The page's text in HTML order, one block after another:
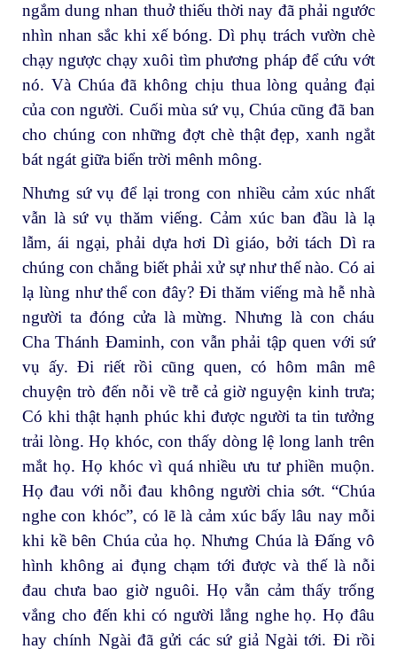
ngắm dung nhan thuở thiếu thời nay đã phải ngước
nhìn nhan sắc khi xế bóng. Dì phụ trách vườn chè
chạy ngược chạy xuôi tìm phương pháp để cứu vớt
nó. Và Chúa đã không chịu thua lòng quảng đại
của con người. Cuối mùa sứ vụ, Chúa cũng đã ban
cho chúng con những đợt chè thật đẹp, xanh ngắt
bát ngát giữa biển trời mênh mông.
Nhưng sứ vụ để lại trong con nhiều cảm xúc nhất
vẫn là sứ vụ thăm viếng. Cảm xúc ban đầu là lạ
lẫm, ái ngại, phải dựa hơi Dì giáo, bởi tách Dì ra
chúng con chẳng biết phải xử sự như thế nào. Có ai
lạ lùng như thể con đây? Đi thăm viếng mà hễ nhà
người ta đóng cửa là mừng. Nhưng là con cháu
Cha Thánh Đaminh, con vẫn phải tập quen với sứ
vụ ấy. Đi riết rồi cũng quen, có hôm mân mê
chuyện trò đến nỗi về trễ cả giờ nguyện kinh trưa;
Có khi thật hạnh phúc khi được người ta tin tưởng
trải lòng. Họ khóc, con thấy dòng lệ long lanh trên
mắt họ. Họ khóc vì quá nhiều ưu tư phiền muộn.
Họ đau với nỗi đau không người chia sớt. “Chúa
nghe con khóc”, có lẽ là cảm xúc bấy lâu nay mỗi
khi kề bên Chúa của họ. Nhưng Chúa là Đấng vô
hình không ai đụng chạm tới được và thế là nỗi
đau chưa bao giờ nguôi. Họ vẫn cảm thấy trống
vắng cho đến khi có người lắng nghe họ. Họ đâu
hay chính Ngài đã gửi các sứ giả Ngài tới. Đi rồi